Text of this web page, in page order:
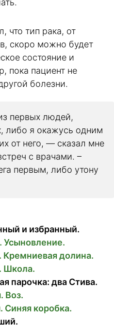
что тип рака, от
скоро можно будет
состояние и
пока пациент не
болезни.
первых людей,
либо я окажусь одним
от него, — сказал мне
с врачами. –
первым, либо утону
и избранный.
Усыновление.
Кремниевая долина.
Школа.
парочка: два Стива.
Воз.
Синяя коробка.